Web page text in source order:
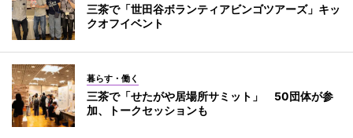
三茶で「世田谷ボランティアビンゴツアーズ」キッ
クオフイベント
暮らす・働く
三茶で「せたがや居場所サミット」 50団体が参
加、トークセッションも